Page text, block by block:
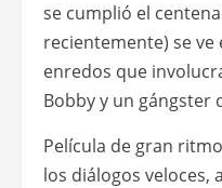
se cumplió el
recientemente) se
enredos que
Bobby y un gángster
Película de gran
los diálogos veloces,